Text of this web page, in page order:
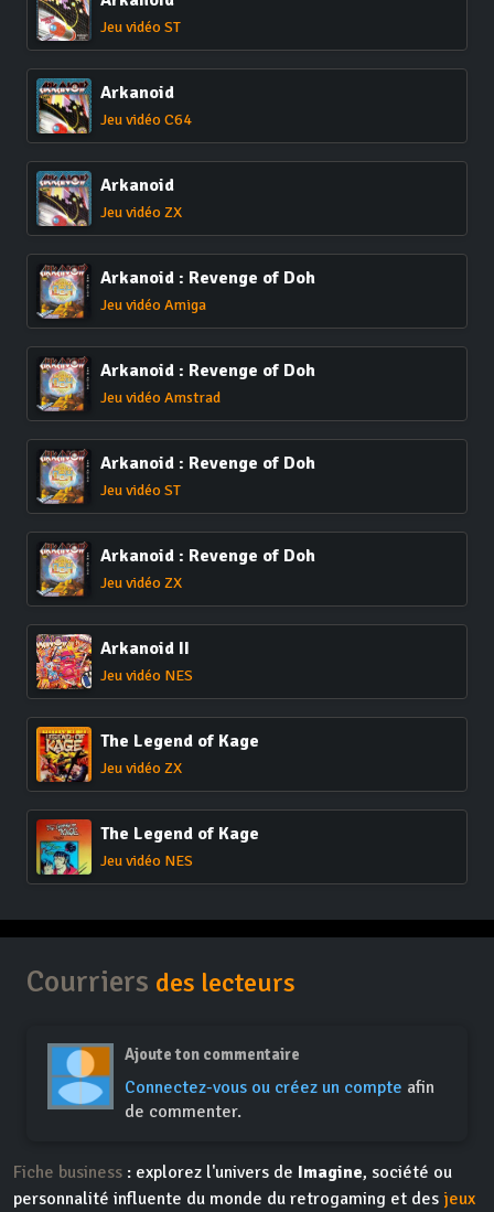
Jeu vidéo ST
Arkanoid
Jeu vidéo C64
Arkanoid
Jeu vidéo ZX
Arkanoid : Revenge of Doh
Jeu vidéo Amiga
Arkanoid : Revenge of Doh
Jeu vidéo Amstrad
Arkanoid : Revenge of Doh
Jeu vidéo ST
Arkanoid : Revenge of Doh
Jeu vidéo ZX
Arkanoid II
Jeu vidéo NES
The Legend of Kage
Jeu vidéo ZX
The Legend of Kage
Jeu vidéo NES
Courriers des lecteurs
Ajoute ton commentaire
Connectez-vous ou créez un compte afin
de commenter.
Fiche business : explorez l'univers de Imagine, société ou
personnalité influente du monde du retrogaming et des jeux